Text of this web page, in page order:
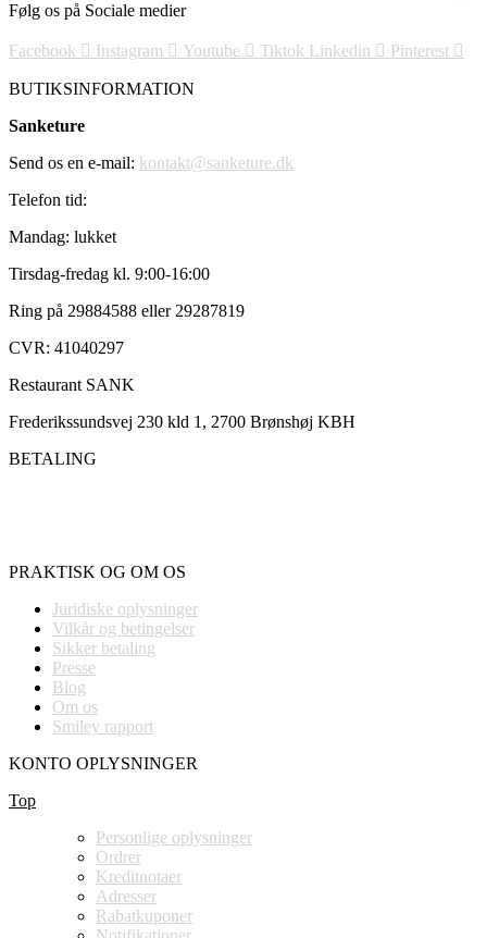
Følg os på Sociale medier
Facebook Instagram Youtube Tiktok Linkedin Pinterest
BUTIKSINFORMATION
Sanketure
Send os en e-mail: kontakt@sanketure.dk
Telefon tid:
Mandag: lukket
Tirsdag-fredag kl. 9:00-16:00
Ring på 29884588 eller 29287819
CVR: 41040297
Restaurant SANK
Frederikssundsvej 230 kld 1, 2700 Brønshøj KBH
BETALING
PRAKTISK OG OM OS
Juridiske oplysninger
Vilkår og betingelser
Sikker betaling
Presse
Blog
Om os
Smiley rapport
KONTO OPLYSNINGER
Top
Personlige oplysninger
Ordrer
Kreditnotaer
Adresser
Rabatkuponer